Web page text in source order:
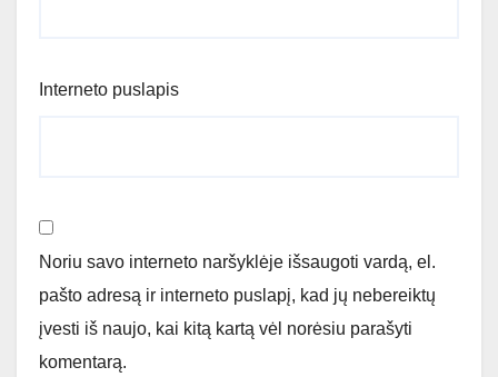
Interneto puslapis
Noriu savo interneto naršyklėje išsaugoti vardą, el.
pašto adresą ir interneto puslapį, kad jų nebereiktų
įvesti iš naujo, kai kitą kartą vėl norėsiu parašyti
komentarą.